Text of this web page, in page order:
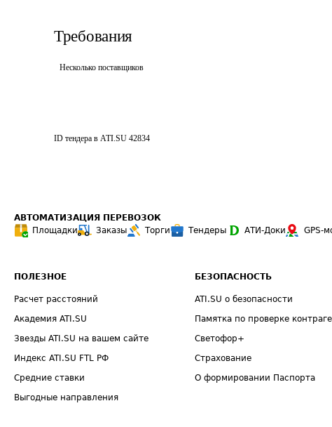
Требования
Несколько поставщиков
ID тендера в ATI.SU 42834
АВТОМАТИЗАЦИЯ ПЕРЕВОЗОК
Площадки
Заказы Торги Тендеры АТИ-Доки GPS-
ПОЛЕЗНОЕ
Расчет расстояний
Академия ATI.SU
Звезды ATI.SU на вашем сайте
Индекс ATI.SU FTL РФ
Средние ставки
Выгодные направления
БЕЗОПАСНОСТЬ
ATI.SU о безопасности
Памятка по проверке
Светофор+
Страхование
О формировании Паспорта